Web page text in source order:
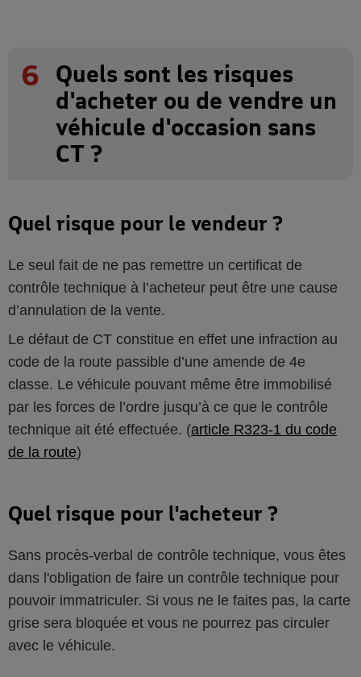
6
Quels sont les risques
d'acheter ou de vendre un
véhicule d'occasion sans
CT ?
Quel risque pour le vendeur ?
Le seul fait de ne pas remettre un certificat de
contrôle technique à l’acheteur peut être une cause
d’annulation de la vente.
Le défaut de CT constitue en effet une infraction au
code de la route passible d’une amende de 4e
classe. Le véhicule pouvant même être immobilisé
par les forces de l’ordre jusqu’à ce que le contrôle
technique ait été effectuée. (article R323-1 du code
de la route)
Quel risque pour l'acheteur ?
Sans procès-verbal de contrôle technique, vous êtes
dans l'obligation de faire un contrôle technique pour
pouvoir immatriculer. Si vous ne le faites pas, la carte
grise sera bloquée et vous ne pourrez pas circuler
avec le véhicule.